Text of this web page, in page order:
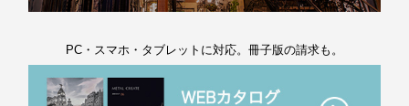
PC・スマホ・タブレットに対応。冊子版の請求も。